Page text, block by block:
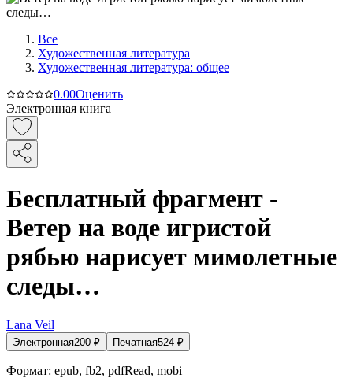
Все
Художественная литература
Художественная литература: общее
0.00Оценить
Электронная книга
Бесплатный фрагмент -
Ветер на воде игристой
рябью нарисует мимолетные
следы…
Lana Veil
Электронная200 ₽ Печатная524 ₽
Формат: epub, fb2, pdfRead, mobi